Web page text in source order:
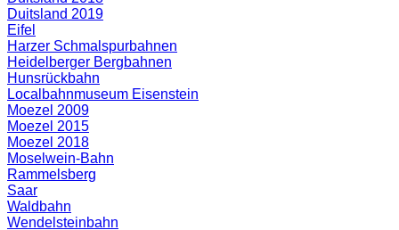
Duitsland 2019
Eifel
Harzer Schmalspurbahnen
Heidelberger Bergbahnen
Hunsrückbahn
Localbahnmuseum Eisenstein
Moezel 2009
Moezel 2015
Moezel 2018
Moselwein-Bahn
Rammelsberg
Saar
Waldbahn
Wendelsteinbahn